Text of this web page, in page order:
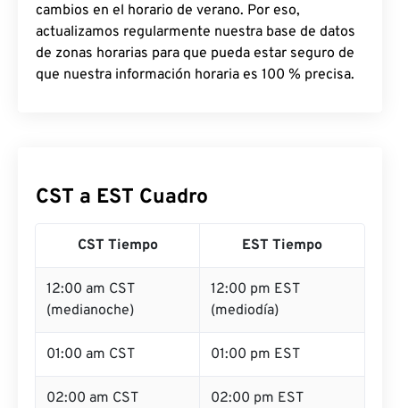
cambios en el horario de verano. Por eso,
actualizamos regularmente nuestra base de datos
de zonas horarias para que pueda estar seguro de
que nuestra información horaria es 100 % precisa.
CST a EST Cuadro
CST Tiempo EST Tiempo
12:00 am CST
(medianoche)
12:00 pm EST
(mediodía)
01:00 am CST 01:00 pm EST
02:00 am CST 02:00 pm EST